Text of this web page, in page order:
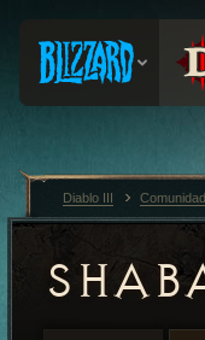
Diablo III Comunidad